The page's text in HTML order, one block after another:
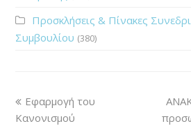
Προσκλήσεις & Πίνακες
Συμβουλίου (380)
Εφαρμογή του
Κανονισμού